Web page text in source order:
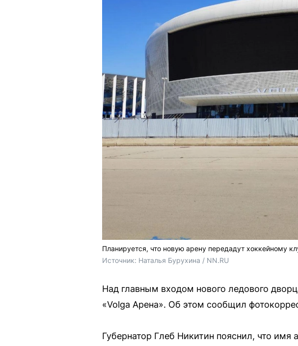
Планируется, что новую арену передадут хоккейному
Источник: Наталья Бурухина / NN.RU
Над главным входом нового ледового
«Volga Арена». Об этом сообщил
Губернатор Глеб Никитин пояснил, что